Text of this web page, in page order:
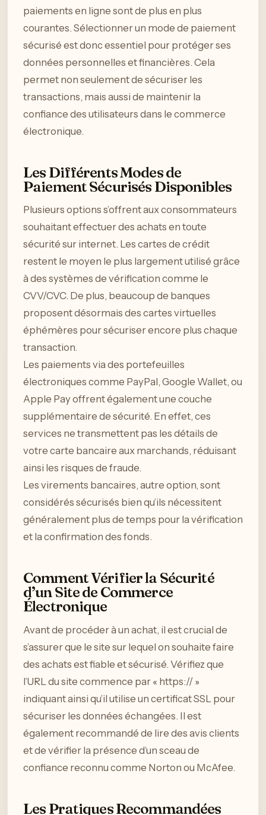
paiements en ligne sont de plus en plus
courantes. Sélectionner un mode de paiement
sécurisé est donc essentiel pour protéger ses
données personnelles et financières. Cela
permet non seulement de sécuriser les
transactions, mais aussi de maintenir la
confiance des utilisateurs dans le commerce
électronique.
Les Différents Modes de
Paiement Sécurisés Disponibles
Plusieurs options s’offrent aux consommateurs
souhaitant effectuer des achats en toute
sécurité sur internet. Les cartes de crédit
restent le moyen le plus largement utilisé grâce
à des systèmes de vérification comme le
CVV/CVC. De plus, beaucoup de banques
proposent désormais des cartes virtuelles
éphémères pour sécuriser encore plus chaque
transaction.
Les paiements via des portefeuilles
électroniques comme PayPal, Google Wallet, ou
Apple Pay offrent également une couche
supplémentaire de sécurité. En effet, ces
services ne transmettent pas les détails de
votre carte bancaire aux marchands, réduisant
ainsi les risques de fraude.
Les virements bancaires, autre option, sont
considérés sécurisés bien qu’ils nécessitent
généralement plus de temps pour la vérification
et la confirmation des fonds.
Comment Vérifier la Sécurité
d’un Site de Commerce
Électronique
Avant de procéder à un achat, il est crucial de
s’assurer que le site sur lequel on souhaite faire
des achats est fiable et sécurisé. Vérifiez que
l’URL du site commence par « https:// »
indiquant ainsi qu’il utilise un certificat SSL pour
sécuriser les données échangées. Il est
également recommandé de lire des avis clients
et de vérifier la présence d’un sceau de
confiance reconnu comme Norton ou McAfee.
Les Pratiques Recommandées